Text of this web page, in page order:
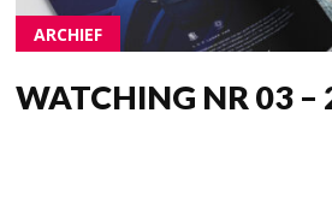
ARCHIEF
WATCHING NR 03 –